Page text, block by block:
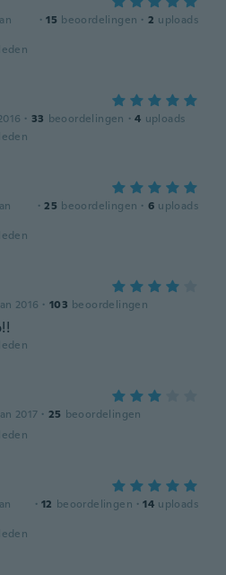
· 15 beoordelingen · 2 uploads
· 33 beoordelingen · 4 uploads
· 25 beoordelingen · 6 uploads
2016 · 103 beoordelingen
2017 · 25 beoordelingen
· 12 beoordelingen · 14 uploads